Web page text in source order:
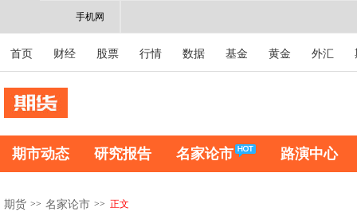
手机网
首页 财经 股票 行情 数据 基金 黄金 外汇
期市动态 研究报告 名家论市 路演中心
期货 >> 名家论市 >> 正文